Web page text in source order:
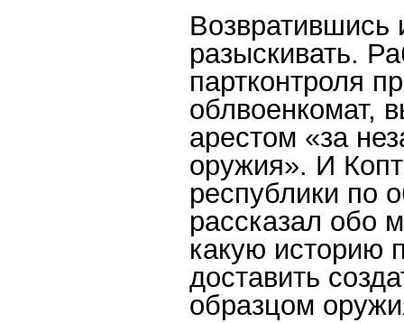
Возвратившись
разыскивать.
партконтроля
облвоенкомат,
арестом «за
оружия». И
республики по
рассказал обо
какую историю
доставить
образцом